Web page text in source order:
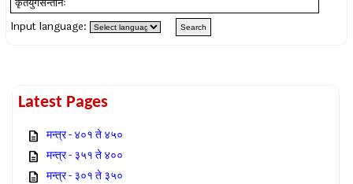
Input language:
Latest Pages
मन्त्र - ४०१ ते ४५०
मन्त्र - ३५१ ते ४००
मन्त्र - ३०१ ते ३५०